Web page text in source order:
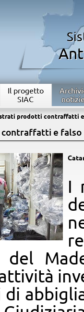
Il progetto
SIAC
prodotti contraffatti e
e falso
​I
di